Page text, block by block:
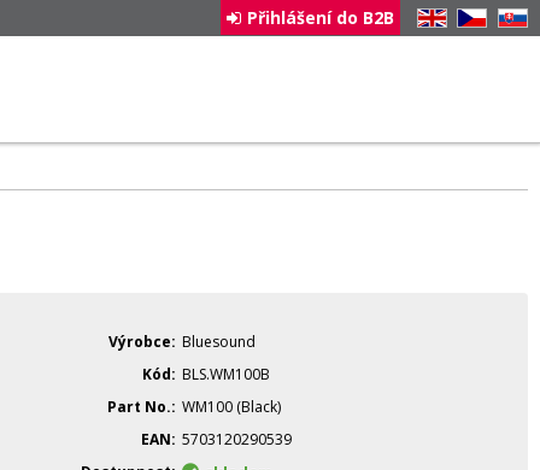
EN CZ SK
Přihlášení do B2B
Výrobce
Bluesound
Kód
BLS.WM100B
Part No. WM100 (Black)
EAN 5703120290539